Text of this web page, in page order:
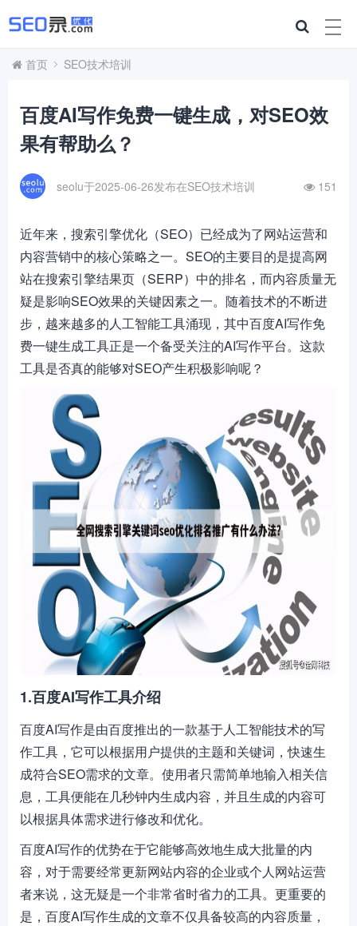
首页 SEO技术培训
百度AI写作免费一键生成，对SEO效
果有帮助么？
seolu于2025-06-26发布在SEO技术培训 151
近年来，搜索引擎优化（SEO）已经成为了网站运营和
内容营销中的核心策略之一。SEO的主要目的是提高网
站在搜索引擎结果页（SERP）中的排名，而内容质量无
疑是影响SEO效果的关键因素之一。随着技术的不断进
步，越来越多的人工智能工具涌现，其中百度AI写作免
费一键生成工具正是一个备受关注的AI写作平台。这款
工具是否真的能够对SEO产生积极影响呢？
1.百度AI写作工具介绍
百度AI写作是由百度推出的一款基于人工智能技术的写
作工具，它可以根据用户提供的主题和关键词，快速生
成符合SEO需求的文章。使用者只需简单地输入相关信
息，工具便能在几秒钟内生成内容，并且生成的内容可
以根据具体需求进行修改和优化。
百度AI写作的优势在于它能够高效地生成大批量的内
容，对于需要经常更新网站内容的企业或个人网站运营
者来说，这无疑是一个非常省时省力的工具。更重要的
是，百度AI写作生成的文章不仅具备较高的内容质量，